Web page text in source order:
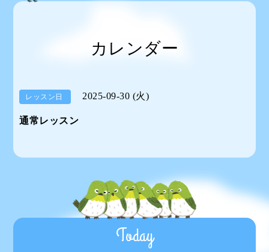
カレンダー
レッスン日 2025-09-30 (火)
通常レッスン
Today